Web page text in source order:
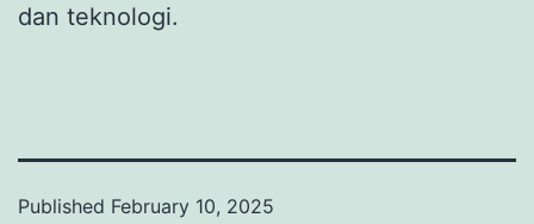
dan teknologi.
Published February 10, 2025